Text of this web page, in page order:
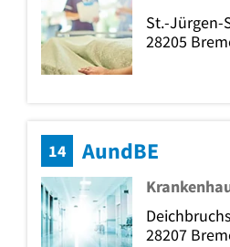
St.-Jürgen-
28205
14 AundBE
28207